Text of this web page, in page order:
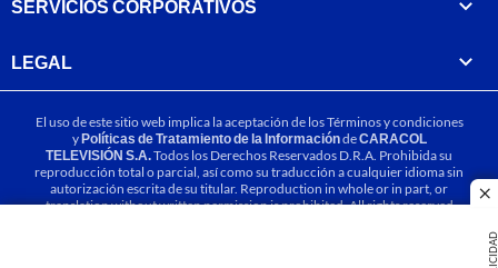
SERVICIOS CORPORATIVOS
LEGAL
El uso de este sitio web implica la aceptación de losTérminos y condiciones
yPolíticas de Tratamiento de la InformacióndeCARACOL
TELEVISIÓN S.A.Todos los Derechos Reservados D.R.A. Prohibida su
reproducción total o parcial, así como su traducción a cualquier idioma sin
autorización escrita de su titular. Reproduction in whole or in part, or
translation without written permission is prohibited. All rights reserved